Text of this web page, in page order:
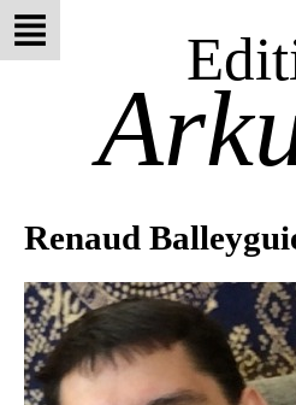
Renaud